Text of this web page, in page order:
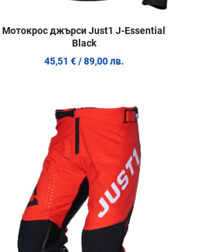
Мотокрос джърси Just1 J-Essential
Black
45,51 € / 89,00 лв.